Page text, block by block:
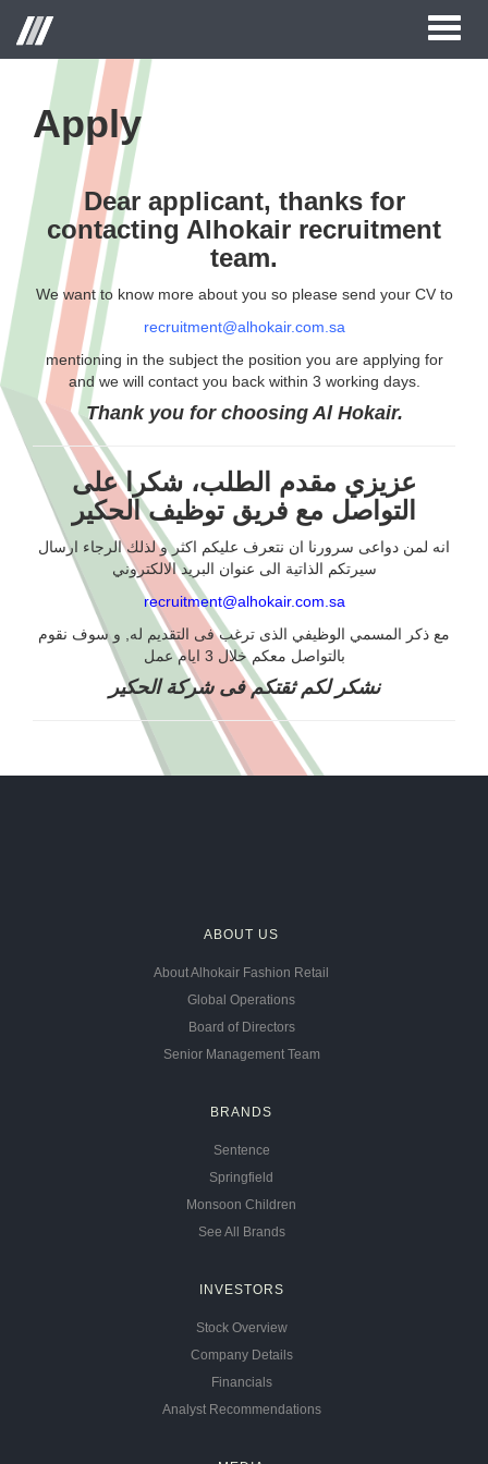
Toggle
Apply
Dear applicant, thanks for
contacting Alhokair recruitment
team.
We want to know more about you so please send your CV to
recruitment@alhokair.com.sa
mentioning in the subject the position you are applying for
and we will contact you back within 3 working days.
Thank you for choosing Al Hokair.
عزيزي مقدم الطلب، شكرا على
التواصل مع فريق توظيف الحكير
انه لمن دواعى سرورنا ان نتعرف عليكم اكثر و لذلك الرجاء ارسال
سيرتكم الذاتية الى عنوان البريد الالكتروني
recruitment@alhokair.com.sa
مع ذكر المسمي الوظيفي الذى ترغب فى التقديم له, و سوف نقوم
بالتواصل معكم خلال 3 ايام عمل
نشكر لكم ثقتكم فى شركة الحكير
ABOUT US
About Alhokair Fashion Retail
Global Operations
Board of Directors
Senior Management Team
BRANDS
Sentence
Springfield
Monsoon Children
See All Brands
INVESTORS
Stock Overview
Company Details
Financials
Analyst Recommendations